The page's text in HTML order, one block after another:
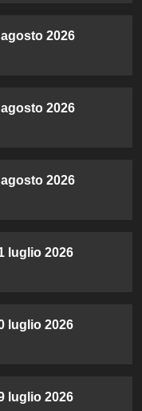
2026
2026
2026
luglio 2026
luglio 2026
luglio 2026